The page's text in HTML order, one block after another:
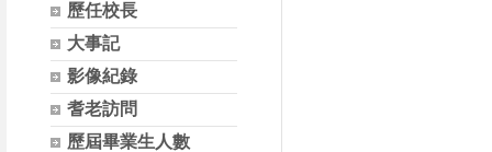
歷任校長
大事記
影像紀錄
耆老訪問
歷屆畢業生人數